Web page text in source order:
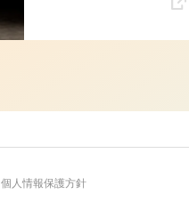
個人情報保護方針